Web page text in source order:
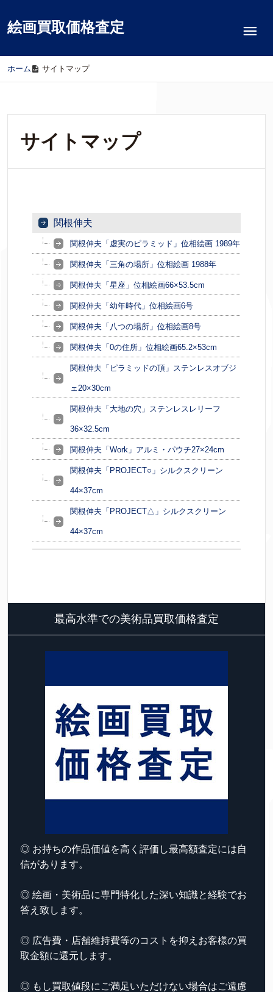
絵画買取価格査定
ホーム / サイトマップ
サイトマップ
関根伸夫
関根伸夫「虚実のピラミッド」位相絵画 1989年
関根伸夫「三角の場所」位相絵画 1988年
関根伸夫「星座」位相絵画66×53.5cm
関根伸夫「幼年時代」位相絵画6号
関根伸夫「八つの場所」位相絵画8号
関根伸夫「0の住所」位相絵画65.2×53cm
関根伸夫「ピラミッドの頂」ステンレスオブジ
ェ20×30cm
関根伸夫「大地の穴」ステンレスレリーフ
36×32.5cm
関根伸夫「Work」アルミ・パウチ27×24cm
関根伸夫「PROJECT○」シルクスクリーン
44×37cm
関根伸夫「PROJECT△」シルクスクリーン
44×37cm
最高水準での美術品買取価格査定
◎ お持ちの作品価値を高く評価し最高額査定には自
信があります。
◎ 絵画・美術品に専門特化した深い知識と経験でお
答え致します。
◎ 広告費・店舗維持費等のコストを抑えお客様の買
取金額に還元します。
◎ もし買取値段にご満足いただけない場合はご遠慮